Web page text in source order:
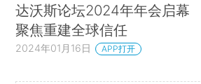
达沃斯论坛2024年年会启幕
聚焦重建全球信任
2024年01月16日 APP打开